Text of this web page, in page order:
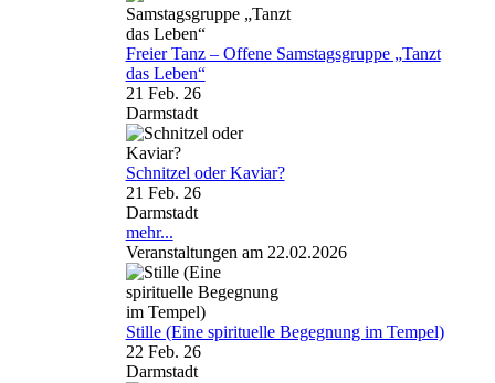
Freier Tanz – Offene Samstagsgruppe „Tanzt
das Leben“
21 Feb. 26
Darmstadt
Schnitzel oder Kaviar?
21 Feb. 26
Darmstadt
mehr...
Veranstaltungen am 22.02.2026
Stille (Eine spirituelle Begegnung im Tempel)
22 Feb. 26
Darmstadt